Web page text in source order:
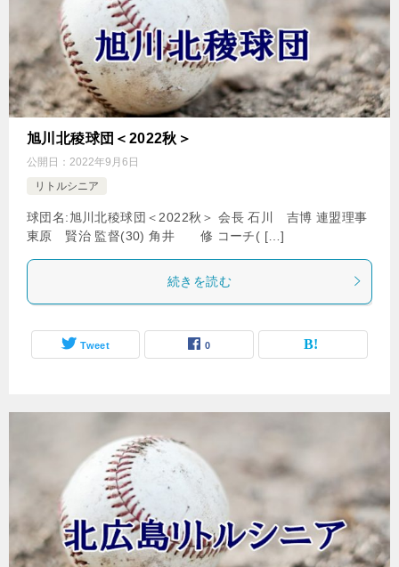
旭川北稜球団＜2022秋＞
公開日： 2022年9月6日
リトルシニア
球団名:旭川北稜球団＜2022秋＞ 会長 石川 吉博 連盟理事
東原 賢治 監督(30) 角井 修 コーチ( […]
続きを読む
Tweet 0